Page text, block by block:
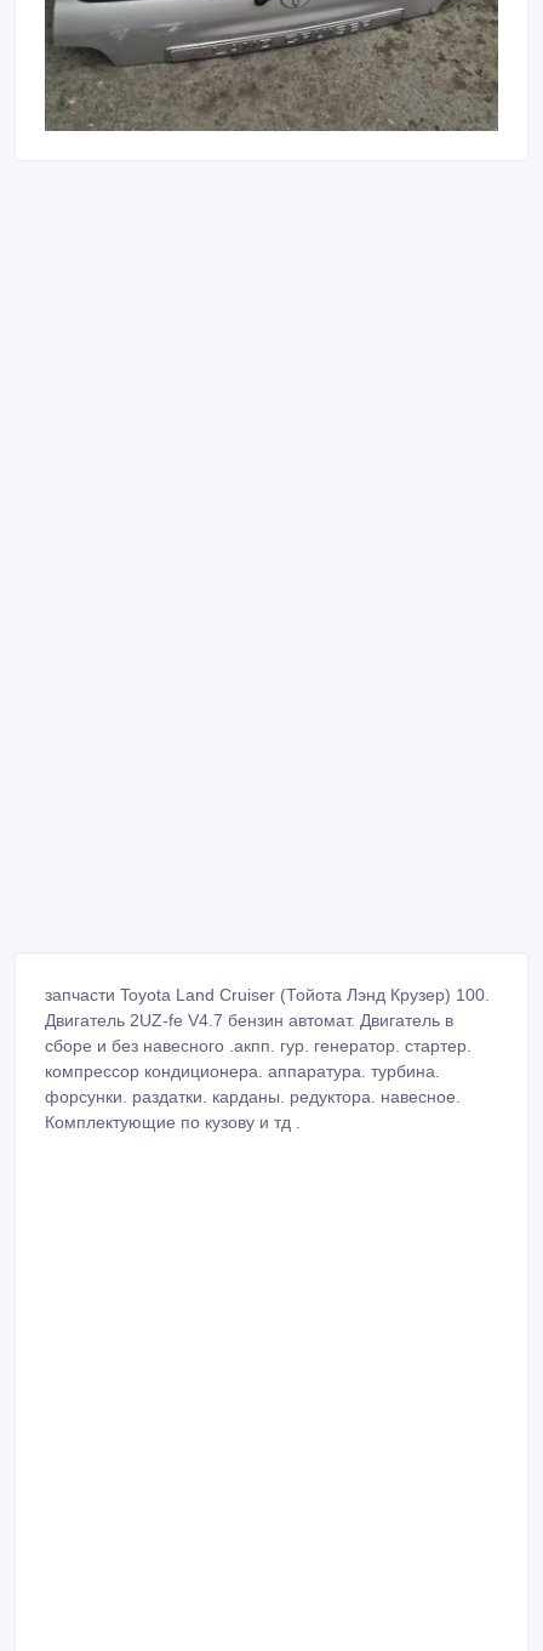
запчасти Toyota Land Cruiser (Тойота Лэнд Крузер) 100.
Двигатель 2UZ-fe V4.7 бензин автомат. Двигатель в
сборе и без навесного .акпп. гур. генератор. стартер.
компрессор кондиционера. аппаратура. турбина.
форсунки. раздатки. карданы. редуктора. навесное.
Комплектующие по кузову и тд .